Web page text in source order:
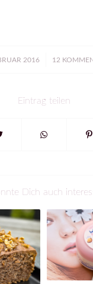
2016
/ 12
Eintrag teilen
Dich auch